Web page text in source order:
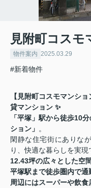
見附町コスモ
物件案内 2025.03.29
#新着物件
【見附町コスモマンシ
貸マンション ✨
「平塚」駅から徒歩10
ション」 。
閑静な住宅街にありな
り、快適な暮らしを実現
12.43坪の広々とした空
平塚駅まで徒歩圏内で通
周辺にはスーパーや飲食